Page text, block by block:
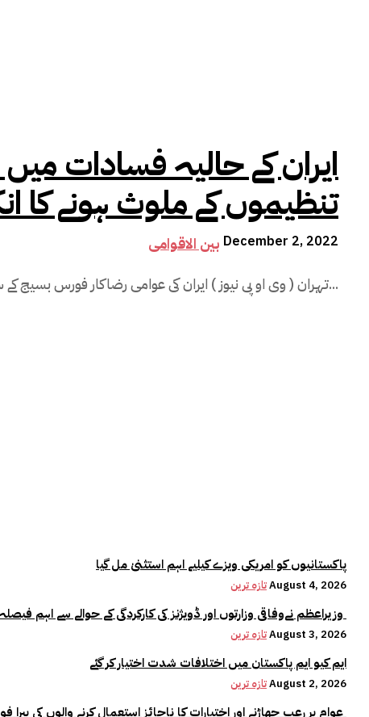
تنظیموں کے ملوث ہونے کا
بین الاقوامی December 2, 2022
تہران ( وی او پی نیوز ) ایران کی عوامی رضاکار فورس بسیج کے سربراہ نے تاکید کی ہے کہ ہارڈ جنگ...
پاکستانیوں کو امریکی ویزے کیلیے اہم استثنیٰ مل گیا
تازہ ترینAugust 4, 2026
تازہ ترینAugust 3, 2026
ایم کیو ایم پاکستان میں اختلافات شدت اختیار کر گئے
تازہ ترینAugust 2, 2026